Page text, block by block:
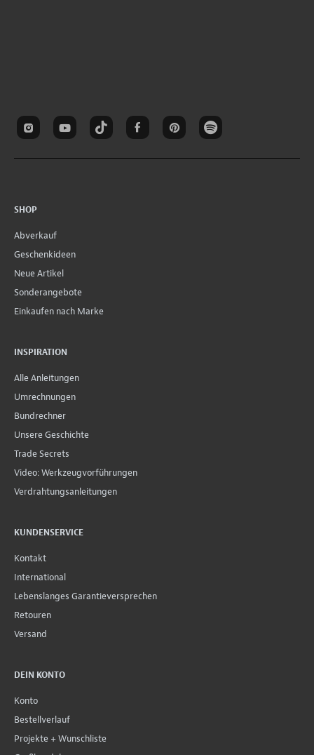
SHOP
Abverkauf
Geschenkideen
Neue Artikel
Sonderangebote
Einkaufen nach Marke
INSPIRATION
Alle Anleitungen
Umrechnungen
Bundrechner
Unsere Geschichte
Trade Secrets
Video: Werkzeugvorführungen
Verdrahtungsanleitungen
KUNDENSERVICE
Kontakt
International
Lebenslanges Garantieversprechen
Retouren
Versand
DEIN KONTO
Konto
Bestellverlauf
Projekte + Wunschliste